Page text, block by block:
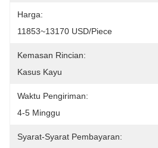
Harga:
11853~13170 USD/Piece
Kemasan Rincian:
Kasus Kayu
Waktu Pengiriman:
4-5 Minggu
Syarat-Syarat Pembayaran: